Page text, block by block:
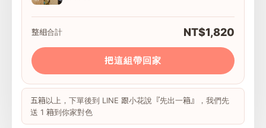
整組合計 NT$1,820
把這組帶回家
五箱以上，下單後到 LINE 跟小花說『先出一箱』，我們先
送 1 箱到你家對色